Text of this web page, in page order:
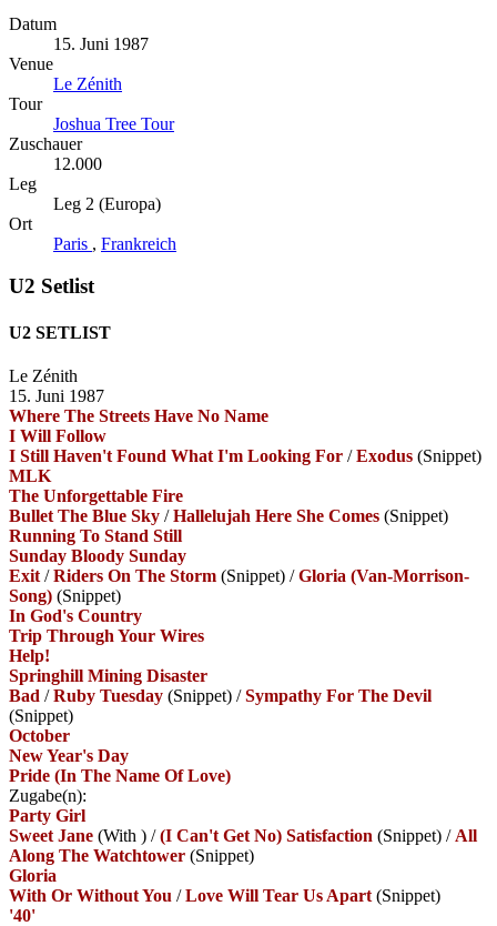
Datum
15. Juni 1987
Venue
Le Zénith
Tour
Joshua Tree Tour
Zuschauer
12.000
Leg
Leg 2 (Europa)
Ort
Paris , Frankreich
U2 Setlist
U2 SETLIST
Le Zénith
15. Juni 1987
Where The Streets Have No Name
I Will Follow
I Still Haven't Found What I'm Looking For /Exodus (Snippet)
MLK
The Unforgettable Fire
Bullet The Blue Sky /Hallelujah Here She Comes (Snippet)
Running To Stand Still
Sunday Bloody Sunday
Exit /Riders On The Storm (Snippet) /Gloria (Van-Morrison-
Song) (Snippet)
In God's Country
Trip Through Your Wires
Help!
Springhill Mining Disaster
Bad /Ruby Tuesday (Snippet) /Sympathy For The Devil
(Snippet)
October
New Year's Day
Pride (In The Name Of Love)
Zugabe(n):
Party Girl
Sweet Jane (With ) /(I Can't Get No) Satisfaction (Snippet) / All
Along The Watchtower (Snippet)
Gloria
With Or Without You /Love Will Tear Us Apart (Snippet)
'40'